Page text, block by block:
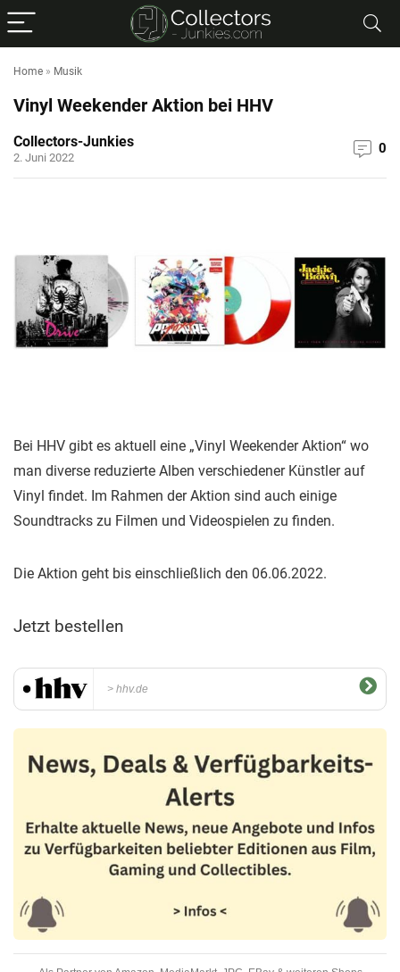
Home » Musik
Vinyl Weekender Aktion bei HHV
Collectors-Junkies
2. Juni 2022
0
Bei HHV gibt es aktuell eine „Vinyl Weekender Aktion“ wo
man diverse reduzierte Alben verschiedener Künstler auf
Vinyl findet. Im Rahmen der Aktion sind auch einige
Soundtracks zu Filmen und Videospielen zu finden.
Die Aktion geht bis einschließlich den 06.06.2022.
Jetzt bestellen
hhv.de